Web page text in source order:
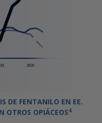
DE FENTANILO EN EE.
OTROS OPIÁCEOS4